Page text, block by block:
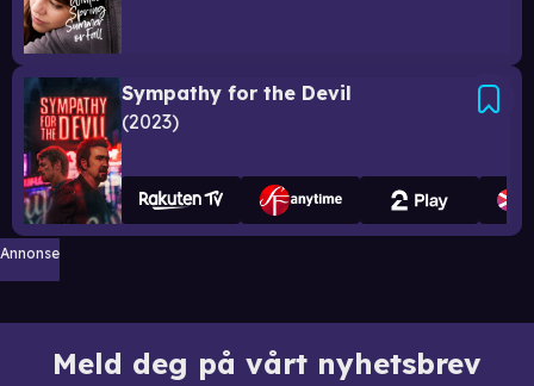
Sympathy for the Devil
2023
Annonse
Meld deg på vårt nyhetsbrev